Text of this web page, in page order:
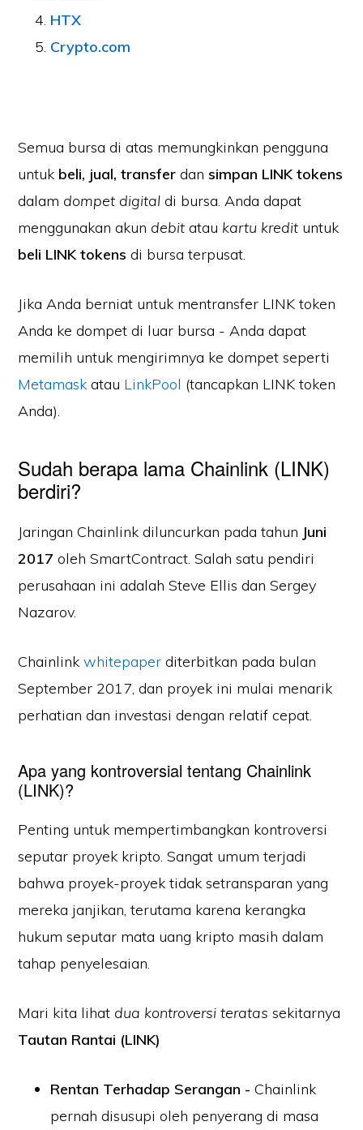
HTX
Crypto.com
Semua bursa di atas memungkinkan pengguna
untuk beli, jual, transfer dansimpan LINK tokens
dalam dompet digital di bursa. Anda dapat
menggunakan akun debit atau kartu kredit untuk
beli LINK tokensdi bursa terpusat.
Jika Anda berniat untuk mentransfer LINK token
Anda ke dompet di luar bursa - Anda dapat
memilih untuk mengirimnya ke dompet seperti
Metamask atau LinkPool (tancapkan LINK token
Anda).
Sudah berapa lama Chainlink (LINK)
berdiri?
Jaringan Chainlink diluncurkan pada tahun Juni
2017 oleh SmartContract. Salah satu pendiri
perusahaan ini adalah Steve Ellis dan Sergey
Nazarov.
Chainlinkwhitepaper diterbitkan pada bulan
September 2017, dan proyek ini mulai menarik
perhatian dan investasi dengan relatif cepat.
Apa yang kontroversial tentang Chainlink
(LINK)?
Penting untuk mempertimbangkan kontroversi
seputar proyek kripto. Sangat umum terjadi
bahwa proyek-proyek tidak setransparan yang
mereka janjikan, terutama karena kerangka
hukum seputar mata uang kripto masih dalam
tahap penyelesaian.
Mari kita lihat dua kontroversi teratassekitarnya
Tautan Rantai (LINK)
Rentan Terhadap Serangan -Chainlink
pernah disusupi oleh penyerang di masa